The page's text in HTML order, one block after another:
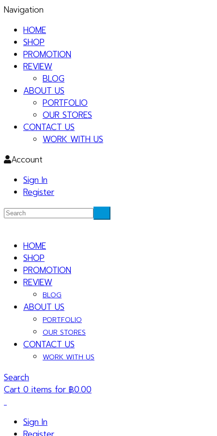
Navigation
HOME
SHOP
PROMOTION
REVIEW
BLOG
ABOUT US
PORTFOLIO
OUR STORES
CONTACT US
WORK WITH US
Account
Sign In
Register
HOME
SHOP
PROMOTION
REVIEW
BLOG
ABOUT US
PORTFOLIO
OUR STORES
CONTACT US
WORK WITH US
Search
Cart 0 items for ฿0.00
Sign In